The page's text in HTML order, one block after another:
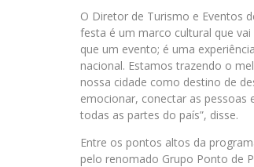
O Diretor de Turismo e Eventos
festa é um marco cultural que
que um evento; é uma
nacional. Estamos trazendo o
nossa cidade como destino de
emocionar, conectar as pessoas
todas as partes do país”, disse.
Entre os pontos altos da
pelo renomado Grupo Ponto de